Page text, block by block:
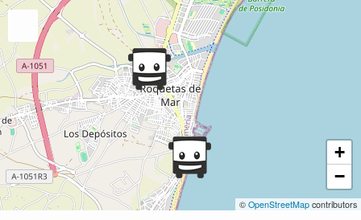
+
−
© OpenStreetMap contributors